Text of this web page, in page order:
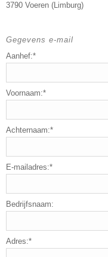
3790 Voeren (Limburg)
Gegevens e-mail
Aanhef:*
Voornaam:*
Achternaam:*
E-mailadres:*
Bedrijfsnaam:
Adres:*